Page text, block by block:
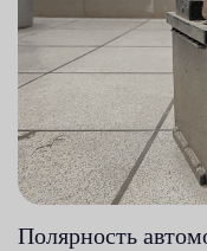
Полярность